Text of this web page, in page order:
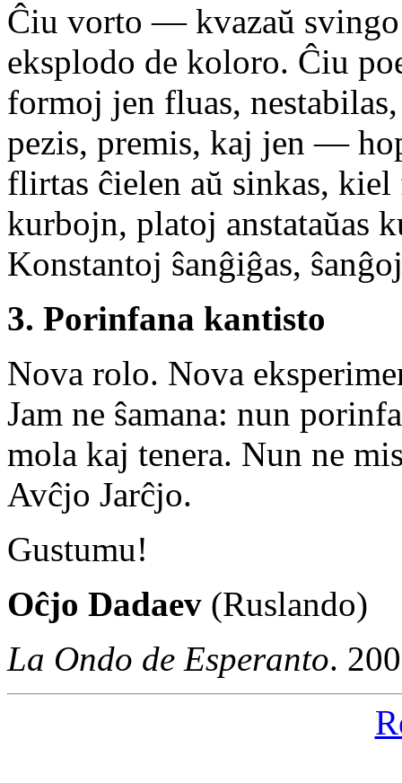
Ĉiu vorto — kvazaŭ
eksplodo de koloro. Ĉiu
formoj jen fluas,
pezis, premis, kaj jen —
flirtas ĉielen aŭ sinkas,
kurbojn, platoj anstataŭas
Konstantoj ŝanĝiĝas,
3. Porinfana kantisto
Nova rolo. Nova
Jam ne ŝamana: nun
mola kaj tenera. Nun ne
Avĉjo Jarĉjo.
Gustumu!
Oĉjo Dadaev (Ruslando)
La Ondo de Esperanto.